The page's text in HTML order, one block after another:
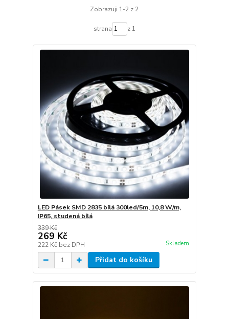
Zobrazuji 1-2 z 2
strana z 1
LED Pásek SMD 2835 bílá 300led/5m, 10,8 W/m,
IP65, studená bílá
339 Kč
269 Kč
222 Kč bez DPH Skladem
Přidat do košíku